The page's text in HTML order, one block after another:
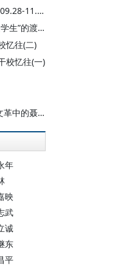
周尧云：我的初中日记（1971.09.28-11.25）
夏新民：1967之夏：一个“逍遥学生”的渡江前后
忆往(二)
校忆往(一)
萧象：在左右和进退之间——文革中的聂荣臻
年
映
武
诚
东
平